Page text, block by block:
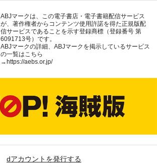
ABJマークは、この電子書店・電子書籍配信サービス
が、著作権者からコンテンツ使用許諾を得た正規版配
信サービスであることを示す登録商標（登録番号 第
6091713号）です。
ABJマークの詳細、ABJマークを掲示しているサービス
の一覧はこちら
→https://aebs.or.jp/
dアカウントを発行する